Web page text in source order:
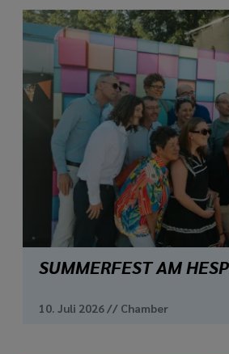
SUMMERFEST AM
10. Juli 2026 // Chamber